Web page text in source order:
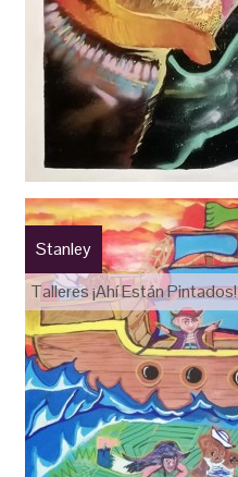
Stanley
Talleres ¡Ahí Están Pintados!